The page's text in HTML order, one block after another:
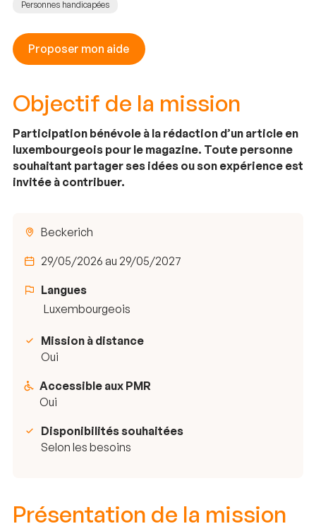
Personnes handicapées
Proposer mon aide
Objectif de la mission
Participation bénévole à la rédaction d’un article en
luxembourgeois pour le magazine. Toute personne
souhaitant partager ses idées ou son expérience est
invitée à contribuer.
Beckerich
29/05/2026 au 29/05/2027
Langues
Luxembourgeois
Mission à distance
Oui
Accessible aux PMR
Oui
Disponibilités souhaitées
Selon les besoins
Présentation de la mission